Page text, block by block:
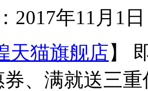
年11月1日
天猫旗舰店】
券、满就送